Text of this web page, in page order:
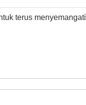
terus menyemangati